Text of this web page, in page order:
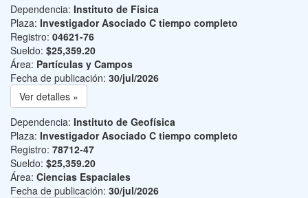
Dependencia: Instituto de Física
Plaza: Investigador Asociado C tiempo completo
Registro: 04621-76
Sueldo: $25,359.20
Área: Partículas y Campos
Fecha de publicación: 30/jul/2026
Ver detalles »
Dependencia: Instituto de Geofísica
Plaza: Investigador Asociado C tiempo completo
Registro: 78712-47
Sueldo: $25,359.20
Área: Ciencias Espaciales
Fecha de publicación: 30/jul/2026